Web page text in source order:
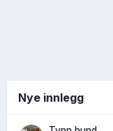
Nye innlegg